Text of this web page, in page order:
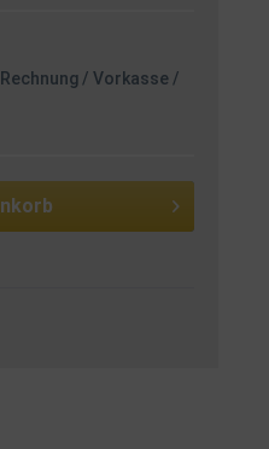
/ Vorkasse /